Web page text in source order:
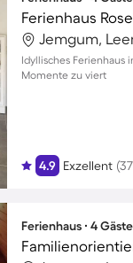
Ferienhaus Rose
Jemgum,
Idyllisches Ferienhaus
Momente zu viert
4.9 Exzellent
Ferienhaus ∙ 4